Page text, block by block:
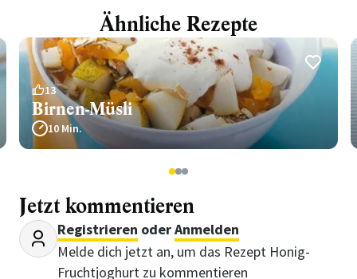
Ähnliche Rezepte
13
Birnen-Müsli
10 Min.
123
Jetzt kommentieren
Registrieren oderAnmelden
Melde dich jetzt an, um das Rezept Honig-
Fruchtjoghurt zu kommentieren